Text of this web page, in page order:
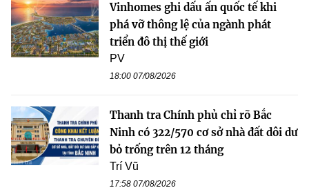
Vinhomes ghi dấu ấn quốc tế khi
phá vỡ thông lệ của ngành phát
triển đô thị thế giới
PV
18:00 07/08/2026
Thanh tra Chính phủ chỉ rõ Bắc
Ninh có 322/570 cơ sở nhà đất dôi dư
bỏ trống trên 12 tháng
Trí Vũ
17:58 07/08/2026